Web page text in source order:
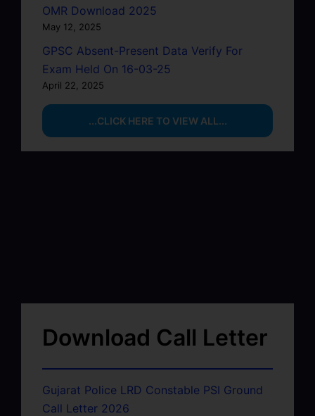
OMR Download 2025
May 12, 2025
GPSC Absent-Present Data Verify For
Exam Held On 16-03-25
April 22, 2025
...CLICK HERE TO VIEW ALL...
Download Call Letter
Gujarat Police LRD Constable PSI Ground
Call Letter 2026